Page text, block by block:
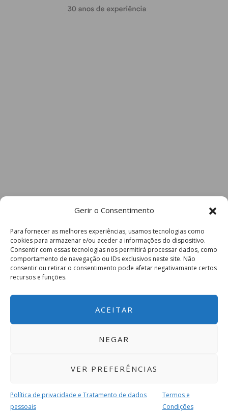
Gerir o Consentimento
Para fornecer as melhores experiências, usamos tecnologias como
cookies para armazenar e/ou aceder a informações do dispositivo.
Consentir com essas tecnologias nos permitirá processar dados, como
comportamento de navegação ou IDs exclusivos neste site. Não
consentir ou retirar o consentimento pode afetar negativamante certos
recursos e funções.
ACEITAR
NEGAR
VER PREFERÊNCIAS
Política de privacidade e Tratamento de dados
pessoais
Termos e
Condições